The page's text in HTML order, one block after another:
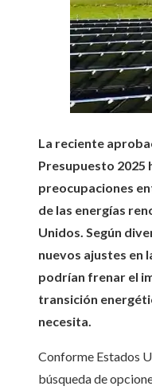
La reciente
Presupuesto 2025
preocupaciones
de las energías
Unidos. Según
nuevos ajustes en
podrían frenar el
transición
necesita.
Conforme Estados
búsqueda de